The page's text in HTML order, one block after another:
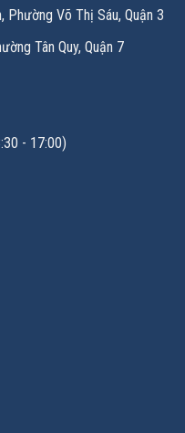
Võ Thị Sáu, Quận 3
Tân Quy, Quận 7
- 17:00)